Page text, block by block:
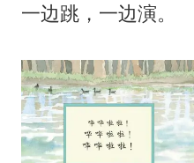
一边跳，一边演。